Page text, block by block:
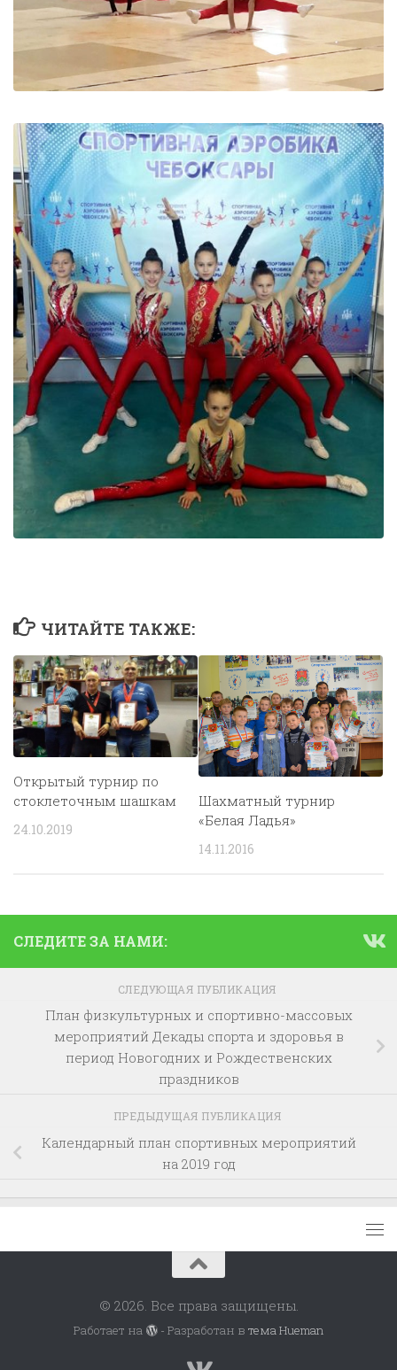
ЧИТАЙТЕ ТАКЖЕ:
Открытый турнир по
стоклеточным шашкам
24.10.2019
Шахматный турнир
«Белая Ладья»
14.11.2016
СЛЕДИТЕ ЗА НАМИ:
СЛЕДУЮЩАЯ ПУБЛИКАЦИЯ
План физкультурных и спортивно-массовых
мероприятий Декады спорта и здоровья в
период Новогодних и Рождественских
праздников
ПРЕДЫДУЩАЯ ПУБЛИКАЦИЯ
Календарный план спортивных мероприятий
на 2019 год
© 2026. Все права защищены.
Работает на - Разработан в тема Hueman